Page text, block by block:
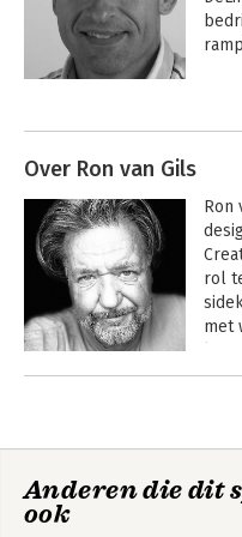
Over Ron van Gils
Ron
rol
met
en
Anderen die dit
ook